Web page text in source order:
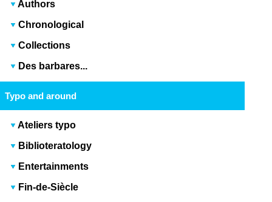
Authors
Chronological
Collections
Des barbares...
Typo and around
Ateliers typo
Biblioteratology
Entertainments
Fin-de-Siècle